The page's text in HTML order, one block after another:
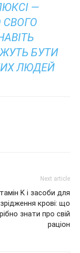
—
БУТИ
ЛЮДЕЙ
Next article
K і засоби для
крові: що
знати про свій
раціон